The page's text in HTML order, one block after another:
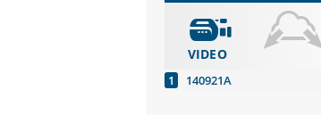
VIDEO
140921A